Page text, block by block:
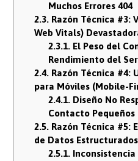
Muchos Errores 404
2.3. Razón Técnica #3:
Web Vitals)
2.3.1. El Peso del
Rendimiento del
2.4. Razón Técnica #4:
para Móviles (Mobile-
2.4.1. Diseño No
Contacto Pequeños
2.5. Razón Técnica #5:
de Datos
2.5.1.